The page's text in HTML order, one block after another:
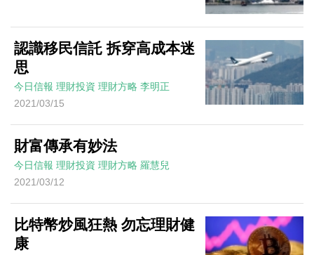
認識移民信託 拆穿高成本迷
思
今日信報 理財投資 理財方略 李明正
2021/03/15
財富傳承有妙法
今日信報 理財投資 理財方略 羅慧兒
2021/03/12
比特幣炒風狂熱 勿忘理財健
康